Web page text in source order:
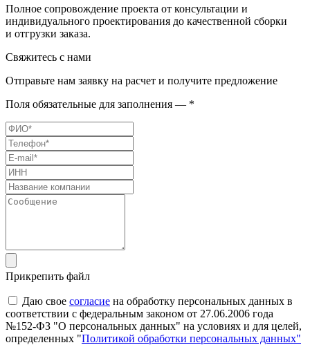
Полное сопровождение проекта от консультации и
индивидуального проектирования до качественной сборки
и отгрузки заказа.
Свяжитесь с нами
Отправьте нам заявку на расчет и получите предложение
Поля обязательные для заполнения — *
Прикрепить файл
Даю свое согласие на обработку персональных данных в
соответствии с федеральным законом от 27.06.2006 года
№152-ФЗ "О персональных данных" на условиях и для целей,
определенных "Политикой обработки персональных данных"